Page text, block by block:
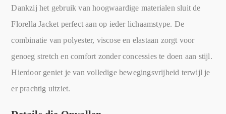
Dankzij het gebruik van hoogwaardige materialen sluit de
Florella Jacket perfect aan op ieder lichaamstype. De
combinatie van polyester, viscose en elastaan zorgt voor
genoeg stretch en comfort zonder concessies te doen aan stijl.
Hierdoor geniet je van volledige bewegingsvrijheid terwijl je
er prachtig uitziet.